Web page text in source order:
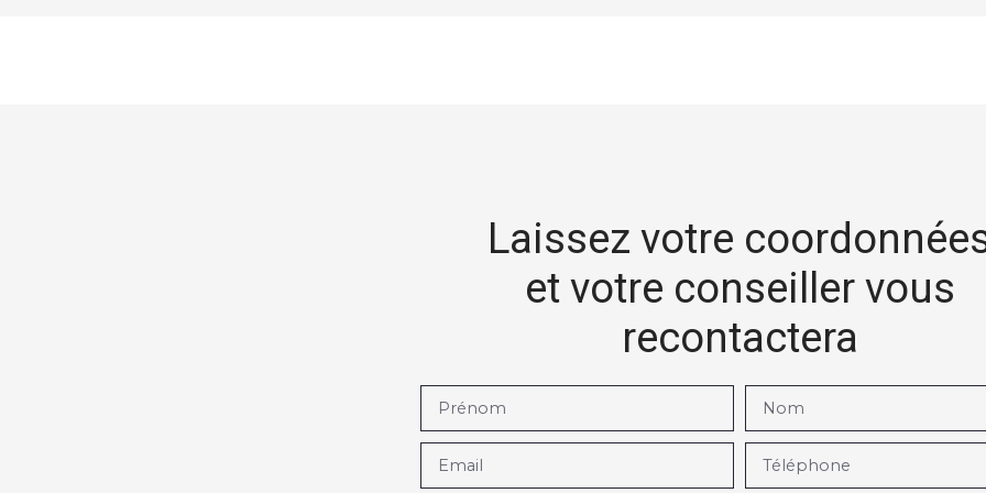
Laissez votre
et votre conseiller vous
recontactera
Prénom Nom
Email Téléphone